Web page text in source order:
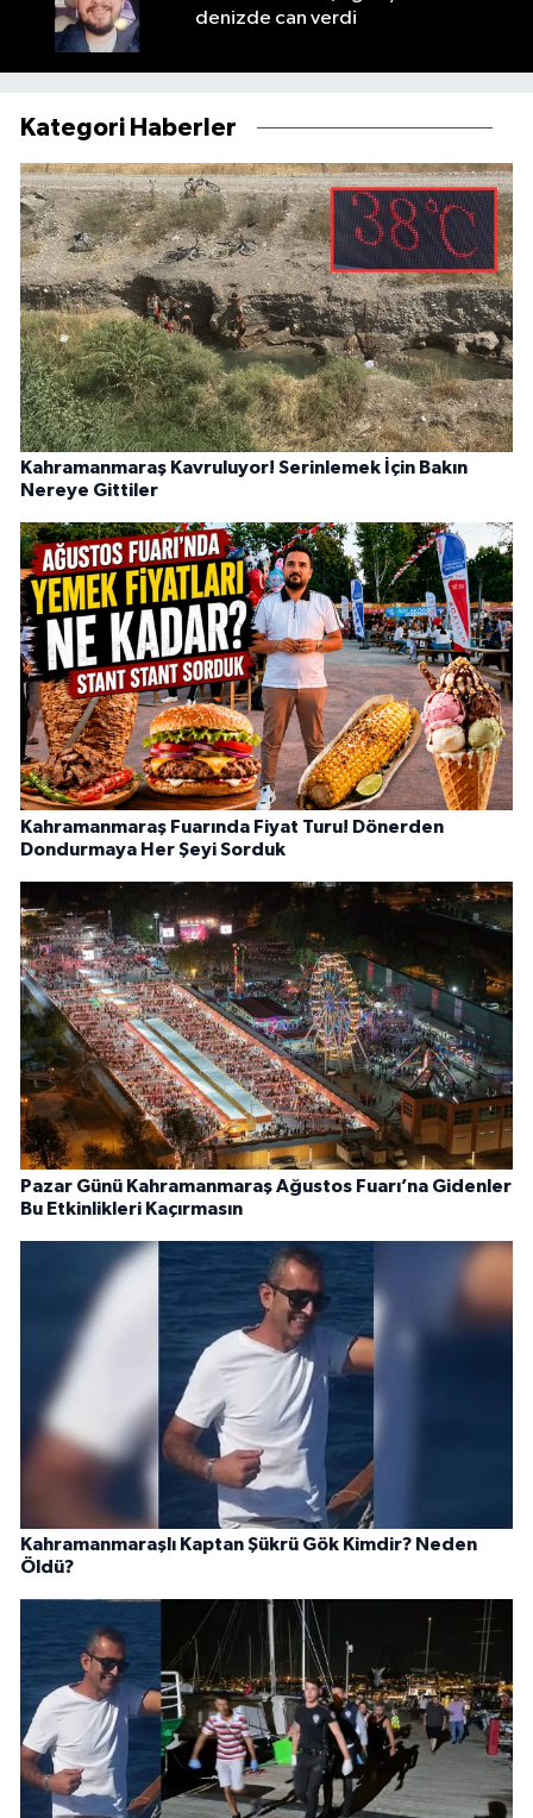
denizde can verdi
Kategori Haberler
Kahramanmaraş Kavruluyor! Serinlemek İçin Bakın
Nereye Gittiler
Kahramanmaraş Fuarında Fiyat Turu! Dönerden
Dondurmaya Her Şeyi Sorduk
Pazar Günü Kahramanmaraş Ağustos Fuarı’na Gidenler
Bu Etkinlikleri Kaçırmasın
Kahramanmaraşlı Kaptan Şükrü Gök Kimdir? Neden
Öldü?